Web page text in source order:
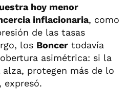
hoy menor
inflacionaria, como
de las tasas
los Boncer todavía
asimétrica: si la
protegen más de lo
expresó.